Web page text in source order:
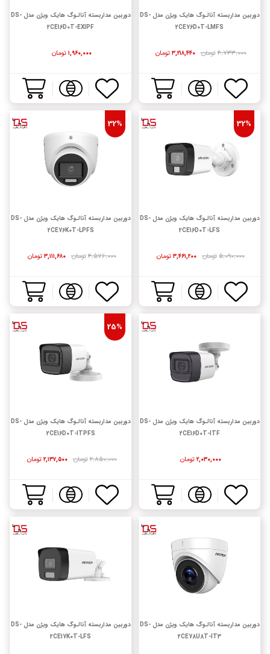
دوربین مداربسته آنالـوگ هایک ویژن مدل DS-
2CE76D0T-LMFS
۴,۷۳۳,۰۰۰تومان ۳,۲۱۸,۴۴۰ تومان
دوربین مداربسته آنالـوگ هایک ویژن مدل DS-
2CE16D0T-EXIPF
۱,۹۶۰,۰۰۰ تومان
32%
دوربین مداربسته آنالـوگ هایک ویژن مدل DS-
2CE16D0T-LFS
۵,۰۹۰,۰۰۰تومان ۳,۴۶۱,۲۰۰ تومان
32%
دوربین مداربسته آنالـوگ هایک ویژن مدل DS-
2CE76K0T-LPFS
۴,۵۷۶,۰۰۰تومان ۳,۱۱۱,۶۸۰ تومان
دوربین مداربسته آنالـوگ هایک ویژن مدل DS-
2CE16D0T-ITF
۲,۰۳۰,۰۰۰ تومان
25%
دوربین مداربسته آنالـوگ هایک ویژن مدل DS-
2CE16D0T-ITPFS
۲,۸۵۰,۰۰۰تومان ۲,۱۳۷,۵۰۰ تومان
دوربین مداربسته آنالـوگ هایک ویژن مدل DS-
2CE78U8T-IT3
دوربین مداربسته آنالـوگ هایک ویژن مدل DS-
2CE17K0T-LFS